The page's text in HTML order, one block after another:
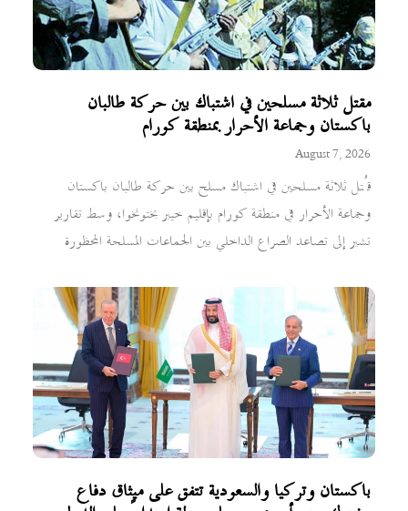
مقتل ثلاثة مسلحين في اشتباك بين حركة طالبان
باكستان وجماعة الأحرار بمنطقة كورام
August 7, 2026
قُتل ثلاثة مسلحين في اشتباك مسلح بين حركة طالبان باكستان
وجماعة الأحرار في منطقة كورام بإقليم خيبر بختونخوا، وسط تقارير
تشير إلى تصاعد الصراع الداخلي بين الجماعات المسلحة المحظورة
باكستان وتركيا والسعودية تتفق على ميثاق دفاع